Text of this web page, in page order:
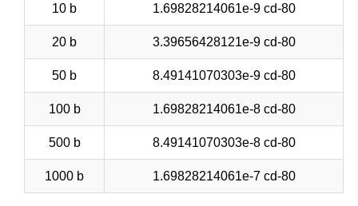
10 b 1.69828214061e-9 cd-80
20 b 3.39656428121e-9 cd-80
50 b 8.49141070303e-9 cd-80
100 b 1.69828214061e-8 cd-80
500 b 8.49141070303e-8 cd-80
1000 b 1.69828214061e-7 cd-80